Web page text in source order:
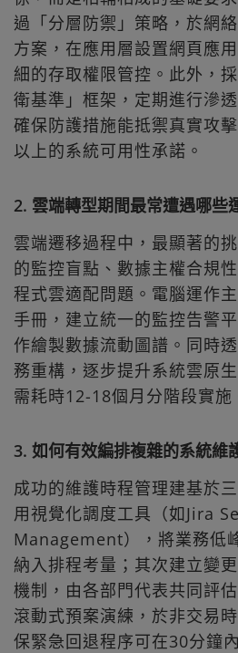
過「分層防禦」策略，於網
方案，在應用層設置網頁應
細的存取權限管控。此外，
衛基準」框架，定期進行滲
確保防護措施能抵禦真實攻
以上的系統可用性承諾。
2. 雲端轉型期間最常遭遇哪些
雲端遷移過程中，最顯著的
的監控盲點、數據主權合規
程式雲適配問題。電腦運作
手冊，建立統一的監控告警
作繪製數據流動圖譜。同時
務重構，逐步提升系統雲原
需耗時12-18個月分階段實施
3. 如何有效編排複雜的系統維
成功的維護時程管理建基於
用視覺化調度工具（如Jira
Management），將業務低
納入排程考量；其次建立變更
機制，由各部門代表共同評
滾動式預案演練，於非交易
保緊急回退程序可在30分鐘